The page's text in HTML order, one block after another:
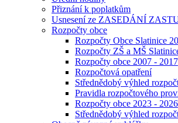
Přiznání k poplatkům
Usnesení ze ZASEDÁNÍ
Rozpočty obce
Rozpočty Obce Slatinice
Rozpočty ZŠ a MŠ
Rozpočty obce 2007 - 2017
Rozpočtová opatření
Střednědobý výhled
Pravidla rozpočtového
Rozpočty obce 2023 - 2026
Střednědobý výhled